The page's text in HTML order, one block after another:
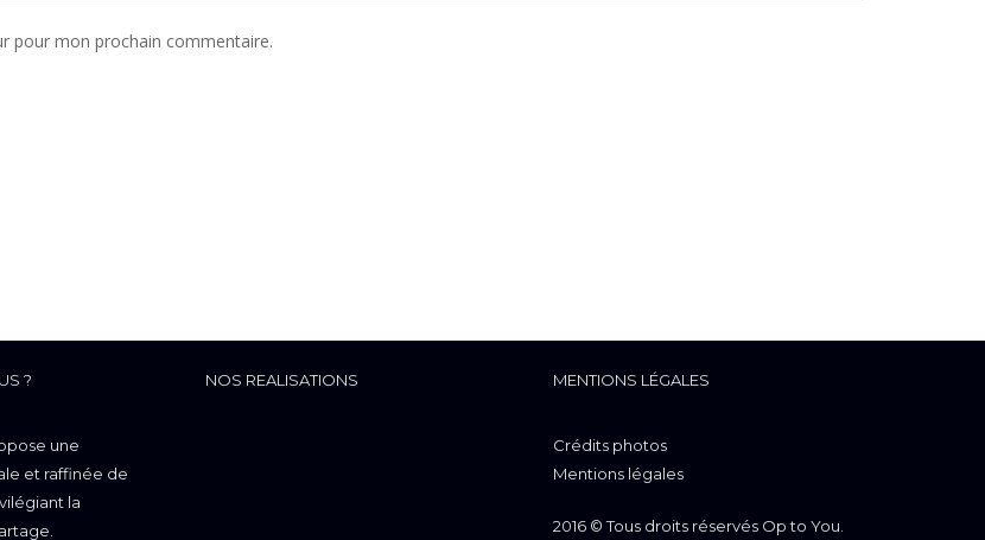
pour mon prochain commentaire.
?
une
et raffinée de
la
NOS REALISATIONS MENTIONS LÉGALES
Crédits photos
Mentions légales
2016 © Tous droits réservés Op to You.